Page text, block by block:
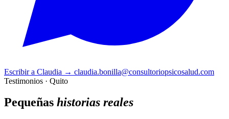
Escribir a Claudia → claudia.bonilla@consultoriopsicosalud.com
Testimonios · Quito
Pequeñas historias reales